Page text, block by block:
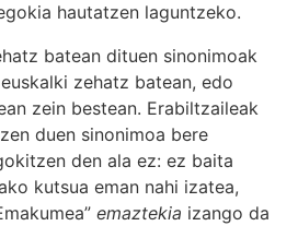
hautatzen laguntzeko.
batean dituen sinonimoak
zehatz batean, edo
zein bestean. Erabiltzaileak
duen sinonimoa bere
den ala ez: ez baita
kutsua eman nahi izatea,
emaztekia izango da